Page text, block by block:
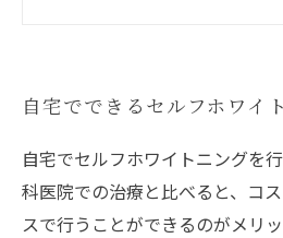
自宅でできるセルフホワイ
自宅でセルフホワイトニングを
科医院での治療と比べると、コ
スで行うことができるのがメリ